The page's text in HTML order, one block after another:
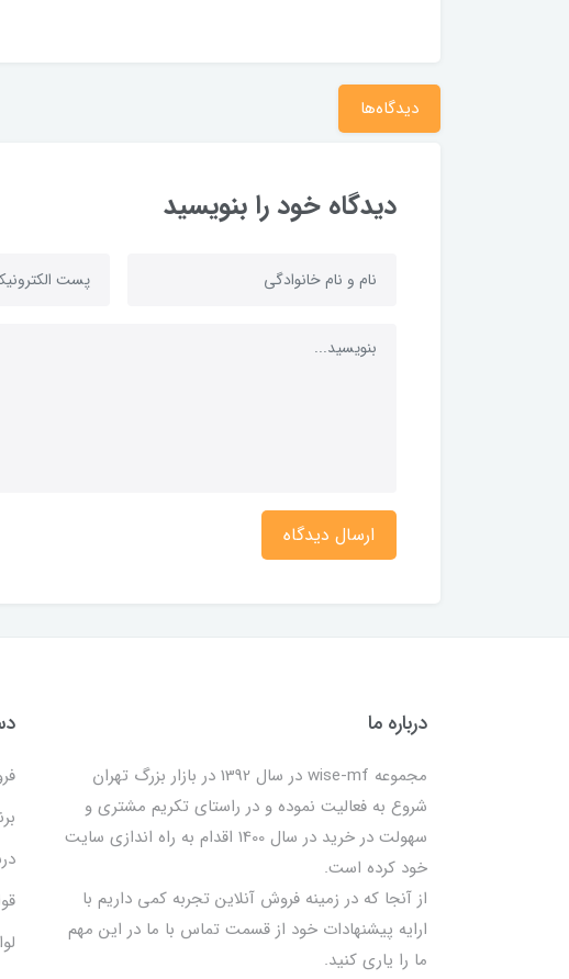
دیدگاه‌ها
دیدگاه خود را بنویسید
ارسال دیدگاه
درباره ما
مجموعه wise-mf در سال 1392 در بازار بزرگ تهران
شروع به فعالیت نموده و در راستای تکریم مشتری و
سهولت در خرید در سال 1400 اقدام به راه اندازی سایت
خود کرده است.
از آنجا که در زمینه فروش آنلاین تجربه کمی داریم با
ارایه پیشنهادات خود از قسمت تماس با ما در این مهم
ما را یاری کنید.